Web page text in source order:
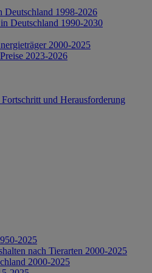
Deutschland 1998-2026
Deutschland 1990-2030
2000-2025
2023-2026
und Herausforderung
2025
nach Tierarten 2000-2025
2000-2025